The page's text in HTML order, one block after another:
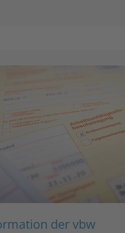
der vbw